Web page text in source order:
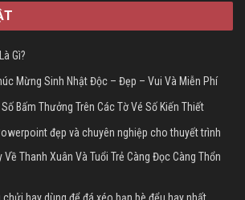
Gì?
Mừng Sinh Nhật Độc – Đẹp – Vui Và Miễn Phí
Bấm Thưởng Trên Các Tờ Vé Số Kiến Thiết
đẹp và chuyên nghiệp cho thuyết trình
Về Thanh Xuân Và Tuổi Trẻ Càng Đọc Càng Thổn